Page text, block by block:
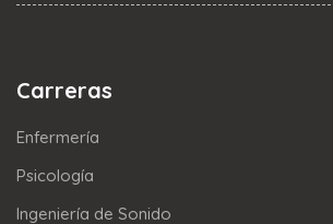
Carreras
Enfermería
Psicología
Ingeniería de Sonido